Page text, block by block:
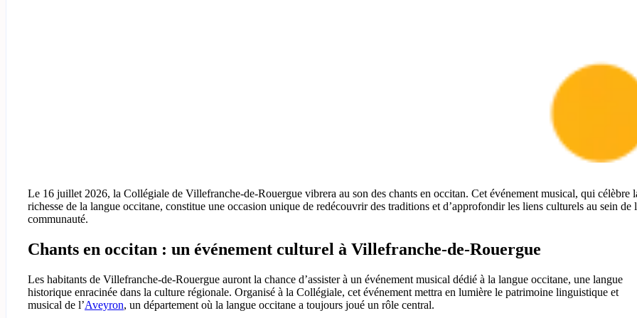
Le 16 juillet 2026, la Collégiale de Villefranche-de-Rouergue vibrera au son des chants en occitan. Cet événement musical, qui célèbre
richesse de la langue occitane, constitue une occasion unique de redécouvrir des traditions et d’approfondir les liens culturels au sein de
communauté.
Chants en occitan : un événement culturel à Villefranche-de-Rouergue
Les habitants de Villefranche-de-Rouergue auront la chance d’assister à un événement musical dédié à la langue occitane, une langue
historique enracinée dans la culture régionale. Organisé à la Collégiale, cet événement mettra en lumière le patrimoine linguistique et
musical de l’Aveyron, un département où la langue occitane a toujours joué un rôle central.